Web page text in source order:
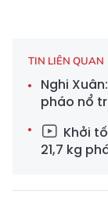
TIN LIÊN QUAN
Nghi
pháo nổ
Khởi
21,7 kg